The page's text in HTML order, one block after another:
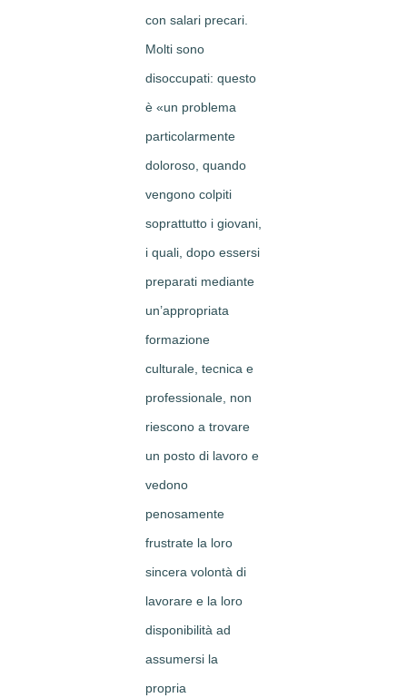
con salari precari.
Molti sono
disoccupati: questo
è «un problema
particolarmente
doloroso, quando
vengono colpiti
soprattutto i giovani,
i quali, dopo essersi
preparati mediante
un’appropriata
formazione
culturale, tecnica e
professionale, non
riescono a trovare
un posto di lavoro e
vedono
penosamente
frustrate la loro
sincera volontà di
lavorare e la loro
disponibilità ad
assumersi la
propria